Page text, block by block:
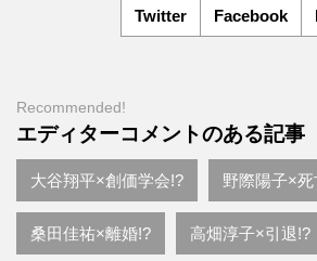
Twitter Facebook
Recommended!
エディターコメントのある記事
大谷翔平×創価学会!? 野際陽子×死
桑田佳祐×離婚!? 高畑淳子×引退!?